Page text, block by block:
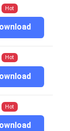
Hot
Hot
Hot